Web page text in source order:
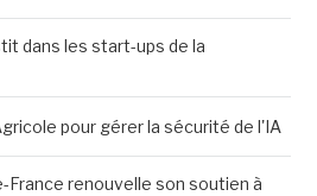
dans les start-ups de la
pour gérer la sécurité de l'IA
France renouvelle son soutien à